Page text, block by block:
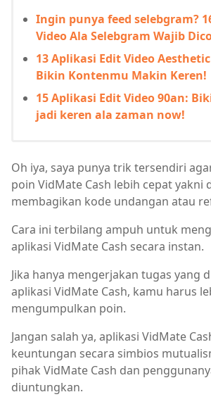
Ingin punya feed selebgram?
Video Ala Selebgram Wajib
13 Aplikasi Edit Video
Bikin Kontenmu Makin Keren!
15 Aplikasi Edit Video 90an:
jadi keren ala zaman now!
Oh iya, saya punya trik tersendiri
poin VidMate Cash lebih cepat yakni
membagikan kode undangan atau
Cara ini terbilang ampuh untuk
aplikasi VidMate Cash secara instan.
Jika hanya mengerjakan tugas yang
aplikasi VidMate Cash, kamu harus
mengumpulkan poin.
Jangan salah ya, aplikasi VidMate
keuntungan secara simbios
pihak VidMate Cash dan
diuntungkan.